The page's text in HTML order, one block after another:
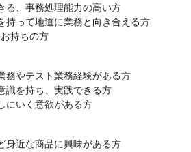
る、事務処理能力の高い方
持って地道に業務と向き合える方
持ちの方
務やテスト業務経験がある方
識を持ち、実践できる方
にいく意欲がある方
身近な商品に興味がある方